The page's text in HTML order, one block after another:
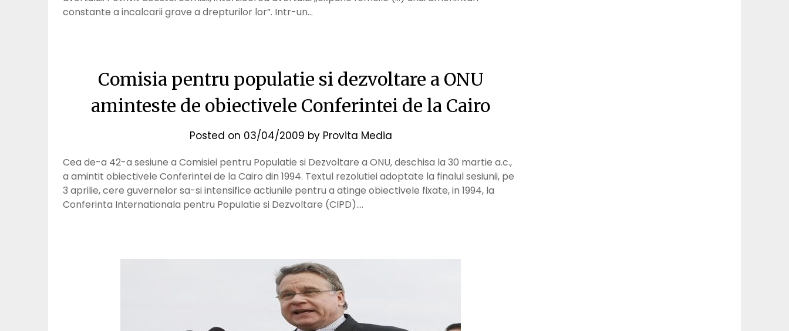
constante a incalcarii grave a drepturilor lor”. Intr-un…
Comisia pentru populatie si dezvoltare a ONU
aminteste de obiectivele Conferintei de la Cairo
Posted on 03/04/2009 by Provita Media
Cea de-a 42-a sesiune a Comisiei pentru Populatie si Dezvoltare a ONU, deschisa la 30 martie a.c.,
a amintit obiectivele Conferintei de la Cairo din 1994. Textul rezolutiei adoptate la finalul sesiunii, pe
3 aprilie, cere guvernelor sa-si intensifice actiunile pentru a atinge obiectivele fixate, in 1994, la
Conferinta Internationala pentru Populatie si Dezvoltare (CIPD)….